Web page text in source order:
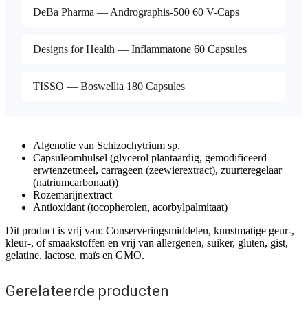
DeBa Pharma — Andrographis-500 60 V-Caps
Designs for Health — Inflammatone 60 Capsules
TISSO — Boswellia 180 Capsules
Algenolie van Schizochytrium sp.
Capsuleomhulsel (glycerol plantaardig, gemodificeerd
erwtenzetmeel, carrageen (zeewierextract), zuurteregelaar
(natriumcarbonaat))
Rozemarijnextract
Antioxidant (tocopherolen, acorbylpalmitaat)
Dit product is vrij van: Conserveringsmiddelen, kunstmatige geur-,
kleur-, of smaakstoffen en vrij van allergenen, suiker, gluten, gist,
gelatine, lactose, maïs en GMO.
Gerelateerde producten